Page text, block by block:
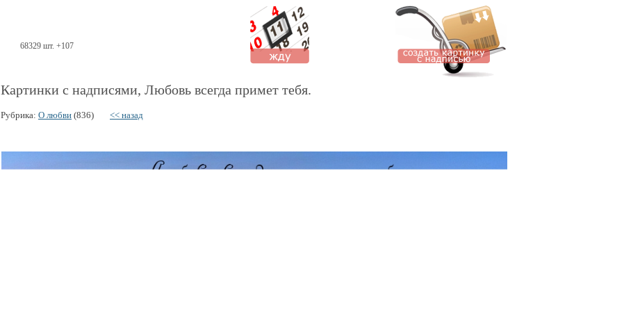
68329 шт. +107
Картинки с надписями, Любовь всегда примет тебя.
Рубрика: О любви (836) << назад